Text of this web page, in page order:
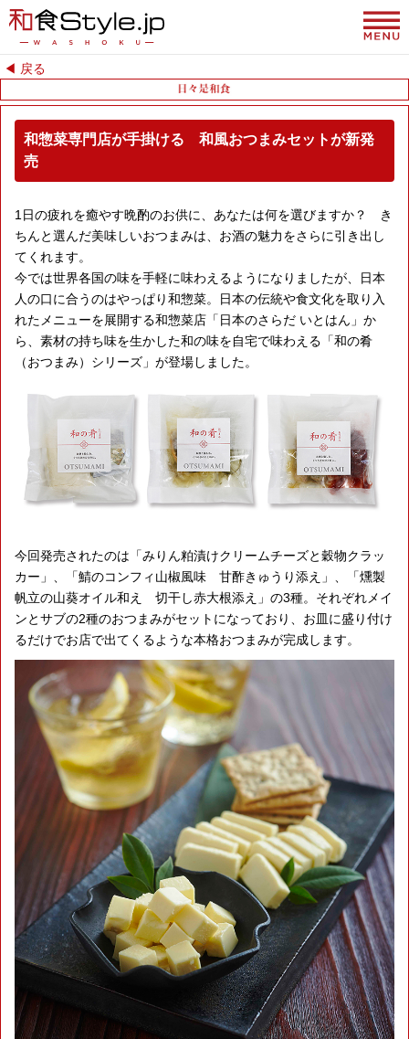
◀︎ 戻る
和惣菜専門店が手掛ける 和風おつまみセットが新発
売
1日の疲れを癒やす晩酌のお供に、あなたは何を選びますか？ き
ちんと選んだ美味しいおつまみは、お酒の魅力をさらに引き出し
てくれます。
今では世界各国の味を手軽に味わえるようになりましたが、日本
人の口に合うのはやっぱり和惣菜。日本の伝統や食文化を取り入
れたメニューを展開する和惣菜店「日本のさらだ いとはん」か
ら、素材の持ち味を生かした和の味を自宅で味わえる「和の肴
（おつまみ）シリーズ」が登場しました。
今回発売されたのは「みりん粕漬けクリームチーズと穀物クラッ
カー」、「鯖のコンフィ山椒風味 甘酢きゅうり添え」、「燻製
帆立の山葵オイル和え 切干し赤大根添え」の3種。それぞれメイ
ンとサブの2種のおつまみがセットになっており、お皿に盛り付け
るだけでお店で出てくるような本格おつまみが完成します。